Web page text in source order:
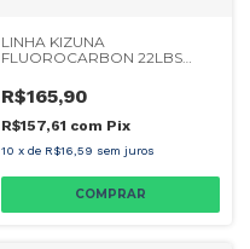
LINHA KIZUNA
FLUOROCARBON 22LBS
R$165,90
R$157,61 com Pix
10 x de R$16,59 sem juros